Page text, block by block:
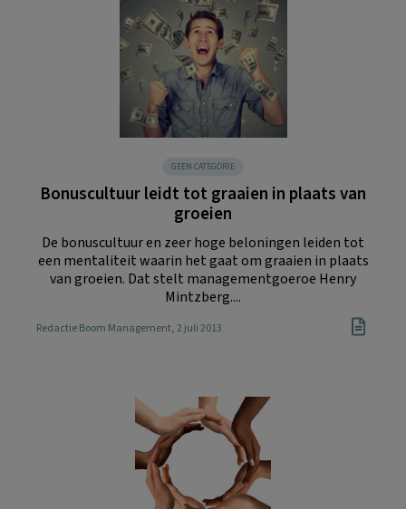
GEEN CATEGORIE
Bonuscultuur leidt tot graaien in plaats van
groeien
De bonuscultuur en zeer hoge beloningen leiden tot
een mentaliteit waarin het gaat om graaien in plaats
van groeien. Dat stelt managementgoeroe Henry
Mintzberg....
Redactie Boom Management, 2 juli 2013